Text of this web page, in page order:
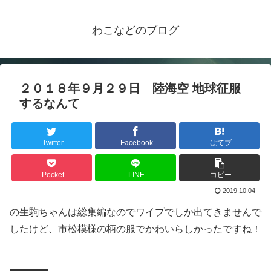
わこなどのブログ
２０１８年９月２９日 陸海空 地球征服
するなんて
Twitter Facebook はてブ
Pocket LINE コピー
2019.10.04
の生駒ちゃんは総集編なのでワイプでしか出てきませんで
したけど、市松模様の柄の服でかわいらしかったですね！